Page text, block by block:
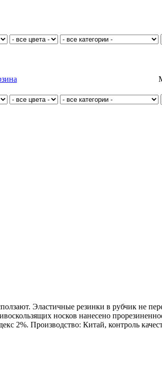
Эластичные резинки в рубчик не
носков нанесено
2%. Производство: Китай, контроль